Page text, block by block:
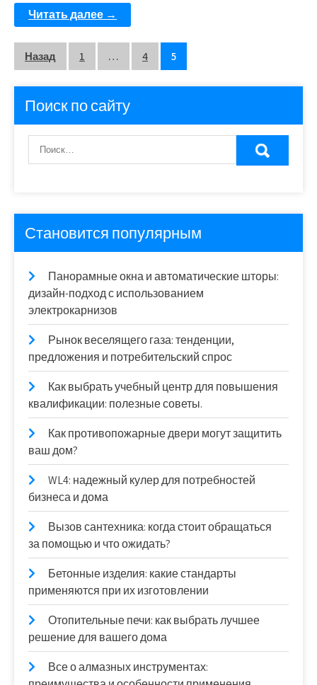
Читать далее →
Пагинация
записей
Назад 1 … 4 5
Поиск по сайту
Становится популярным
Панорамные окна и автоматические шторы:
дизайн-подход с использованием
электрокарнизов
Рынок веселящего газа: тенденции,
предложения и потребительский спрос
Как выбрать учебный центр для повышения
квалификации: полезные советы.
Как противопожарные двери могут защитить
ваш дом?
WL4: надежный кулер для потребностей
бизнеса и дома
Вызов сантехника: когда стоит обращаться
за помощью и что ожидать?
Бетонные изделия: какие стандарты
применяются при их изготовлении
Отопительные печи: как выбрать лучшее
решение для вашего дома
Все о алмазных инструментах: